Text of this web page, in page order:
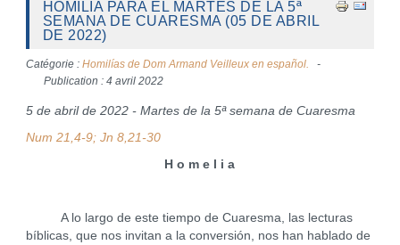
HOMILIA PARA EL MARTES DE LA 5ª
SEMANA DE CUARESMA (05 DE ABRIL
DE 2022)
Catégorie : Homilías de Dom Armand Veilleux en español.
Publication : 4 avril 2022
5 de abril de 2022 - Martes de la 5ª semana de Cuaresma
Num 21,4-9; Jn 8,21-30
H o m e l i a
A lo largo de este tiempo de Cuaresma, las lecturas
bíblicas, que nos invitan a la conversión, nos han hablado de